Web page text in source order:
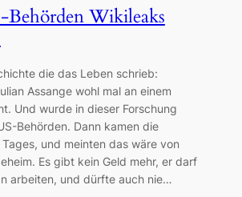
Behörden Wikileaks
die das Leben schrieb:
Assange wohl mal an einem
Und wurde in dieser Forschung
Behörden. Dann kamen die
und meinten das wäre von
Es gibt kein Geld mehr, er darf
arbeiten, und dürfte auch nie…